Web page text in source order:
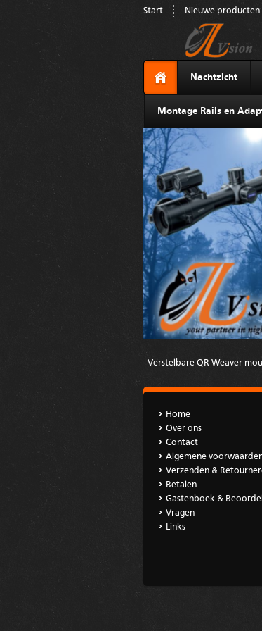
Start Nieuwe producten
Nachtzicht
Montage Rails en
Verstelbare QR-Weaver
Home
Over ons
Contact
Algemene
Verzenden &
Betalen
Gastenboek &
Vragen
Links